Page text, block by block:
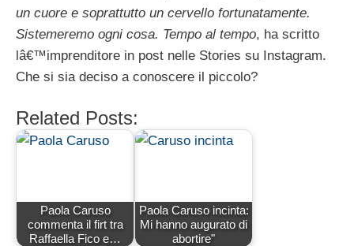
un cuore e soprattutto un cervello fortunatamente.
Sistemeremo ogni cosa. Tempo al tempo, ha scritto
lâ€™imprenditore in post nelle Stories su Instagram.
Che si sia deciso a conoscere il piccolo?
Related Posts:
Paola Caruso
commenta il firt tra
Raffaella Fico e…
Paola Caruso incinta:
Mi hanno augurato di
abortire"